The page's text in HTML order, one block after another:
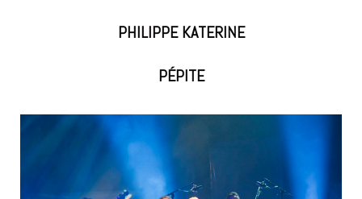
PHILIPPE KATERINE
PÉPITE